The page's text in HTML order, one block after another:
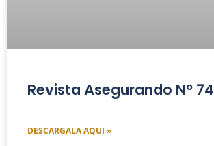
Revista Asegurando Nº 74
DESCARGALA AQUI »